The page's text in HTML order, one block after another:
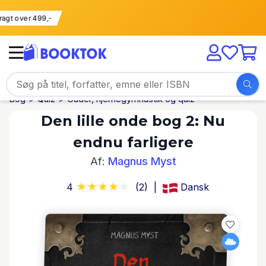
fragt over 499,-
Bog Quiz Gåder, hjernegymnastik og quiz
Den lille onde bog 2: Nu
endnu farligere
Af: Magnus Myst
4 (2) Dansk